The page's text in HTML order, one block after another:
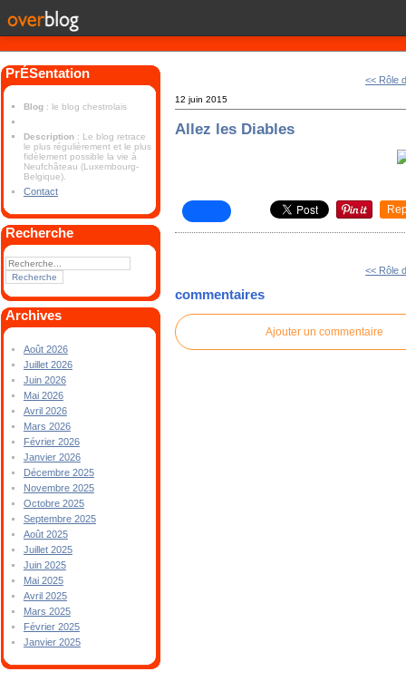
PrÉSentation
Blog : le blog chestrolais
Description : Le blog retrace
le plus régulièrement et le plus
fidèlement possible la vie à
Neufchâteau (Luxembourg-
Belgique).
Contact
Recherche
Archives
Août 2026
Juillet 2026
Juin 2026
Mai 2026
Avril 2026
Mars 2026
Février 2026
Janvier 2026
Décembre 2025
Novembre 2025
Octobre 2025
Septembre 2025
Août 2025
Juillet 2025
Juin 2025
Mai 2025
Avril 2025
Mars 2025
Février 2025
Janvier 2025
<< Rôle
12 juin 2015
Allez les Diables
<< Rôle
commentaires
Ajouter un commentaire